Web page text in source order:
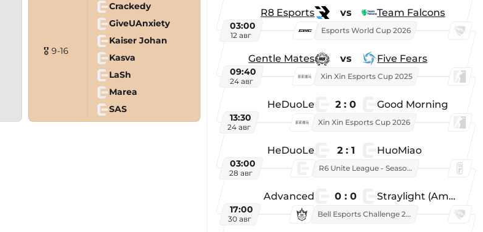
🎖 9-16
Crackedy
GiveUAnxiety
Kaiser Johan
Kasva
LaSh
Marea
SAS
R8 Esports vs Team Falcons
03:00
12 авг
Esports World Cup 2026
Gentle Mates vs Five Fears
09:40
24 авг
Xin Xin Esports Cup 2025
HeDuoLe 2 : 0 Good Morning
13:30
24 авг
Xin Xin Esports Cup 2026
HeDuoLe 2 : 1 HuoMiao
03:00
28 авг
R6 Unite League - Season 1
Advanced 0 : 0 Straylight (American team)
17:00
30 авг
Bell Esports Challenge 2026